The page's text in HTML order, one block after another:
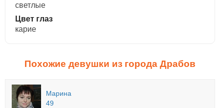
светлые
Цвет глаз
карие
Похожие девушки из города Драбов
Марина
49